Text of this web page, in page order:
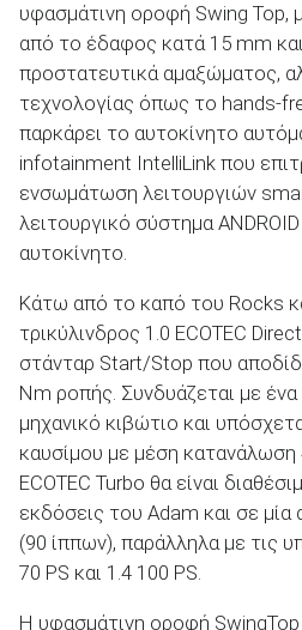
υφασμάτινη οροφή Swing Top,
από το έδαφος κατά 15 mm
προστατευτικά αμαξώματος,
τεχνολογίας όπως το hands-
παρκάρει το αυτοκίνητο
infotainment IntelliLink που
ενσωμάτωση λειτουργιών
λειτουργικό σύστημα
αυτοκίνητο.
Κάτω από το καπό του Rocks
τρικύλινδρος 1.0 ECOTEC
στάνταρ Start/Stop που
Nm ροπής. Συνδυάζεται με
μηχανικό κιβώτιο και
καυσίμου με μέση
ECOTΕC Turbo θα είναι
εκδόσεις του Adam και σε
(90 ίππων), παράλληλα με τις
70 PS και 1.4 100 PS.
Η υφασμάτινη οροφή SwingTop